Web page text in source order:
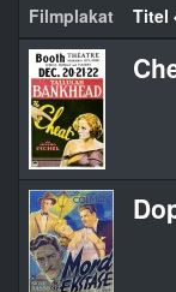
Filmplakat Titel